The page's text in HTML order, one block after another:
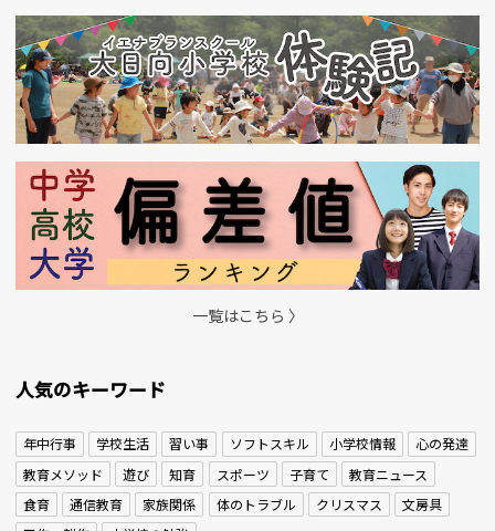
一覧はこちら 〉
人気のキーワード
年中行事 学校生活 習い事 ソフトスキル 小学校情報
心の発達
教育メソッド
遊び 知育 スポーツ 子育て
教育ニュース
食育
通信教育 家族関係 体のトラブル クリスマス
文房具